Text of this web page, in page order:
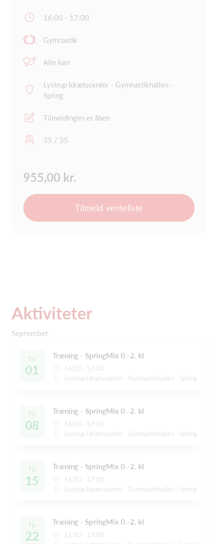
16:00 - 17:00
Gymnastik
Alle køn
Lystrup Idrætscenter - Gymnastikhallen -
Spring
Tilmeldingen er åben
35 / 35
955,00 kr.
Tilmeld venteliste
Aktiviteter
September
Tir
01
Træning - SpringMix 0.-2. kl
16:00 - 17:00
Lystrup Idrætscenter - Gymnastikhallen - Spring
Tir
08
Træning - SpringMix 0.-2. kl
16:00 - 17:00
Lystrup Idrætscenter - Gymnastikhallen - Spring
Tir
15
Træning - SpringMix 0.-2. kl
16:00 - 17:00
Lystrup Idrætscenter - Gymnastikhallen - Spring
Tir
22
Træning - SpringMix 0.-2. kl
16:00 - 17:00